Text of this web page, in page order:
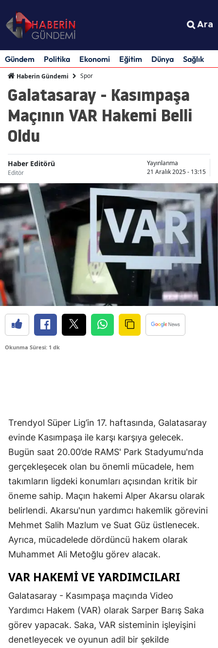
Ara
Gündem Politika Ekonomi Eğitim Dünya Sağlık
Haberin Gündemi Spor
Galatasaray - Kasımpaşa
Maçının VAR Hakemi Belli
Oldu
Haber Editörü
Editör
Yayınlanma
21 Aralık 2025 - 13:15
Okunma Süresi: 1 dk
Trendyol Süper Lig’in 17. haftasında, Galatasaray
evinde Kasımpaşa ile karşı karşıya gelecek.
Bugün saat 20.00’de RAMS' Park Stadyumu'nda
gerçekleşecek olan bu önemli mücadele, hem
takımların ligdeki konumları açısından kritik bir
öneme sahip. Maçın hakemi Alper Akarsu olarak
belirlendi. Akarsu'nun yardımcı hakemlik görevini
Mehmet Salih Mazlum ve Suat Güz üstlenecek.
Ayrıca, mücadelede dördüncü hakem olarak
Muhammet Ali Metoğlu görev alacak.
VAR HAKEMI VE YARDIMCILARI
Galatasaray - Kasımpaşa maçında Video
Yardımcı Hakem (VAR) olarak Sarper Barış Saka
görev yapacak. Saka, VAR sisteminin işleyişini
denetleyecek ve oyunun adil bir şekilde